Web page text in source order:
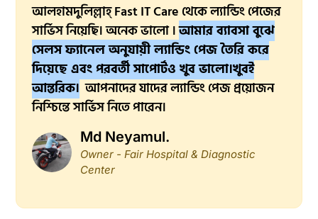
আলহামদুলিল্লাহ্‌ Fast IT Care থেকে ল্যান্ডিং পেজের
সার্ভিস নিয়েছি। অনেক ভালো ।আমার ব্যাবসা বুঝে
সেলস ফ্যানেল অনুযায়ী ল্যান্ডিং পেজ তৈরি করে
দিয়েছে এবং পরবর্তী সাপোর্টও খুব ভালো।খুবই
আন্তরিক। আপনাদের যাদের ল্যান্ডিং পেজ প্রয়োজন
নিশ্চিন্তে সার্ভিস নিতে পারেন।
Md Neyamul.
Owner - Fair Hospital & Diagnostic
Center